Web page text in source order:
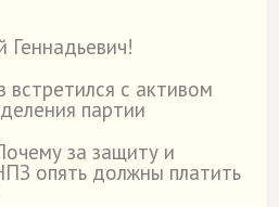
Геннадьевич!
встретился с активом
партии
за защиту и
опять должны платить